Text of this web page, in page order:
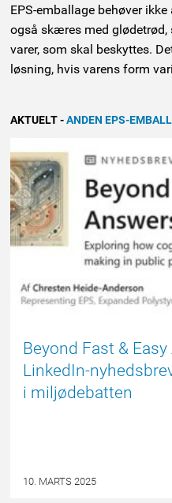
EPS-emballage behøver
også skæres med
varer, som skal beskyttes.
løsning, hvis varens form
AKTUELT-ANDEN EPS-
Beyond Fast &
LinkedIn-
i miljødebatten
10. MARTS 2025